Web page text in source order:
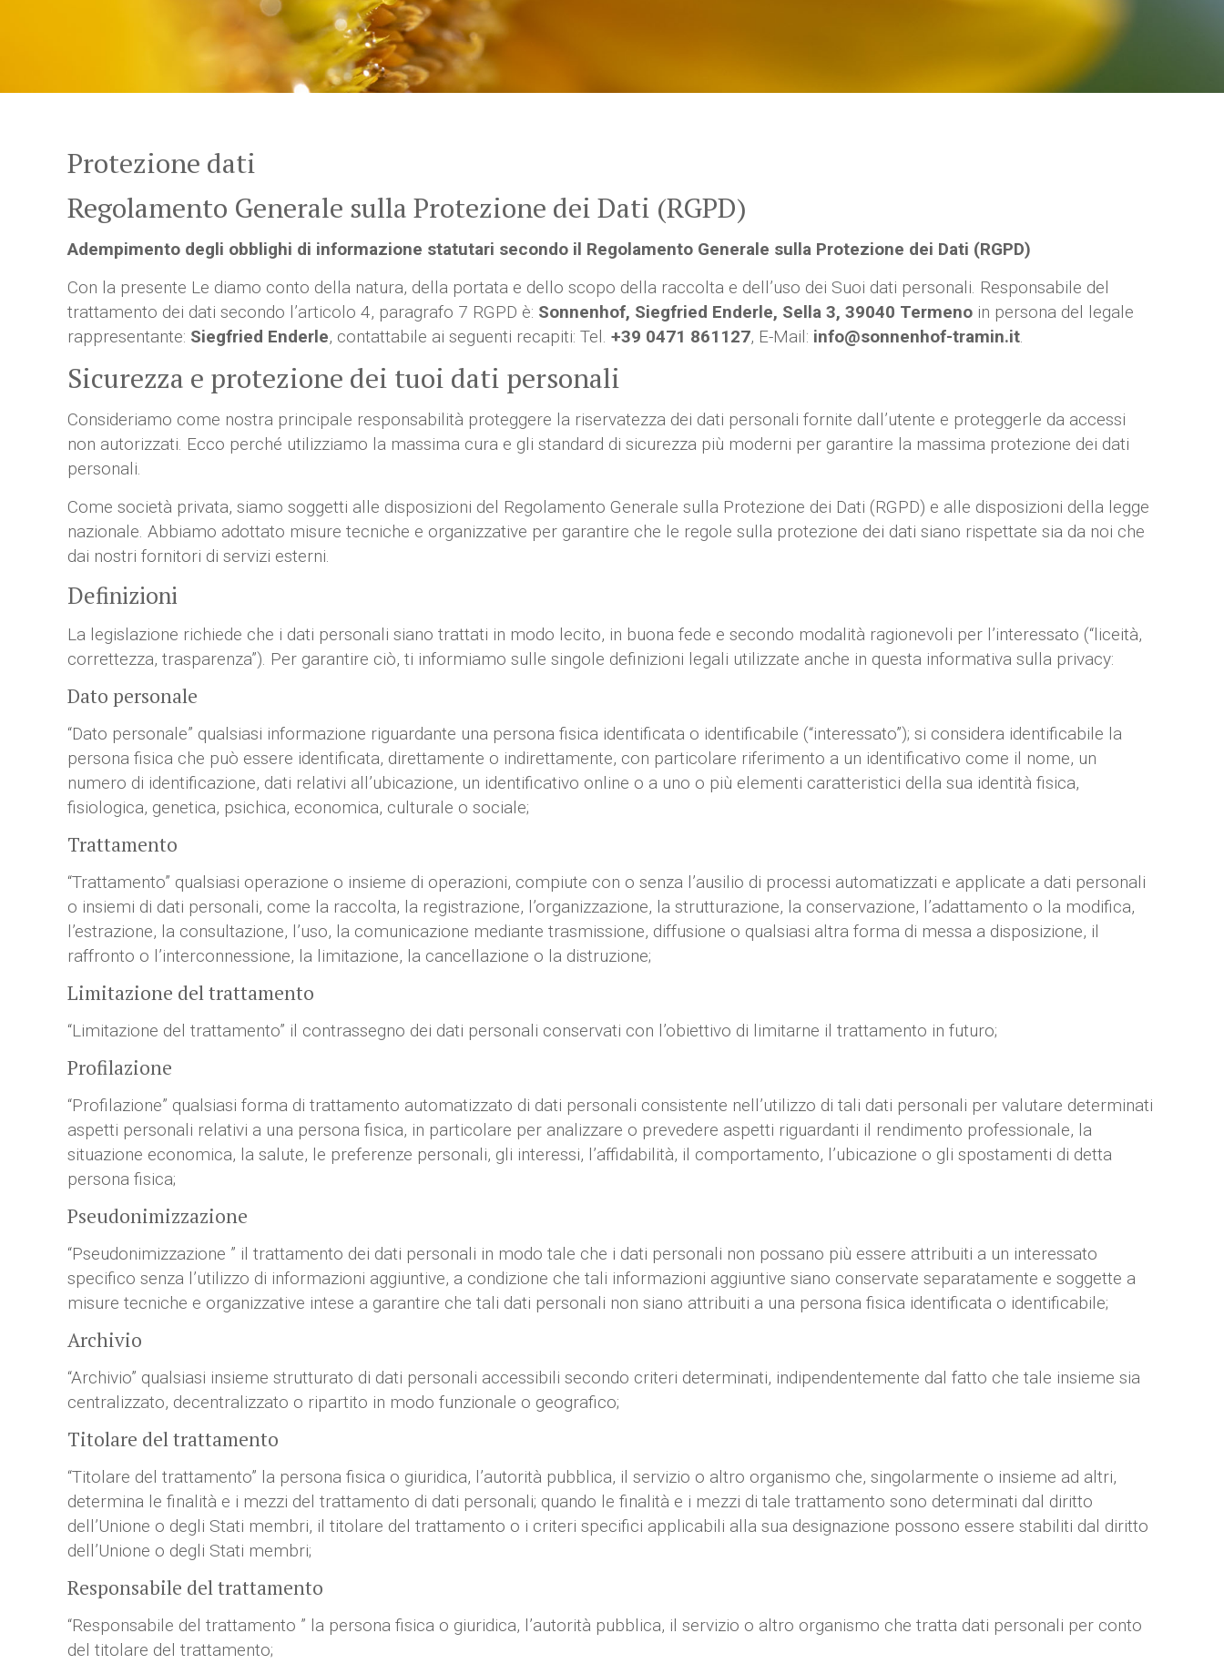
Protezione dati
Regolamento Generale sulla Protezione dei Dati (RGPD)
Adempimento degli obblighi di informazione statutari secondo il Regolamento Generale sulla Protezione dei Dati (RGPD)
Con la presente Le diamo conto della natura, della portata e dello scopo della raccolta e dell’uso dei Suoi dati personali. Responsabile del
trattamento dei dati secondo l’articolo 4, paragrafo 7 RGPD è: Sonnenhof, Siegfried Enderle, Sella 3, 39040 Termeno in persona del legale
rappresentante: Siegfried Enderle, contattabile ai seguenti recapiti: Tel.+39 0471 861127, E-Mail: info@sonnenhof-tramin.it.
Sicurezza e protezione dei tuoi dati personali
Consideriamo come nostra principale responsabilità proteggere la riservatezza dei dati personali fornite dall’utente e proteggerle da accessi
non autorizzati. Ecco perché utilizziamo la massima cura e gli standard di sicurezza più moderni per garantire la massima protezione dei dati
personali.
Come società privata, siamo soggetti alle disposizioni del Regolamento Generale sulla Protezione dei Dati (RGPD) e alle disposizioni della legge
nazionale. Abbiamo adottato misure tecniche e organizzative per garantire che le regole sulla protezione dei dati siano rispettate sia da noi che
dai nostri fornitori di servizi esterni.
Definizioni
La legislazione richiede che i dati personali siano trattati in modo lecito, in buona fede e secondo modalità ragionevoli per l’interessato (“liceità,
correttezza, trasparenza”). Per garantire ciò, ti informiamo sulle singole definizioni legali utilizzate anche in questa informativa sulla privacy:
Dato personale
“Dato personale” qualsiasi informazione riguardante una persona fisica identificata o identificabile (“interessato”); si considera identificabile la
persona fisica che può essere identificata, direttamente o indirettamente, con particolare riferimento a un identificativo come il nome, un
numero di identificazione, dati relativi all’ubicazione, un identificativo online o a uno o più elementi caratteristici della sua identità fisica,
fisiologica, genetica, psichica, economica, culturale o sociale;
Trattamento
“Trattamento” qualsiasi operazione o insieme di operazioni, compiute con o senza l’ausilio di processi automatizzati e applicate a dati personali
o insiemi di dati personali, come la raccolta, la registrazione, l’organizzazione, la strutturazione, la conservazione, l’adattamento o la modifica,
l’estrazione, la consultazione, l’uso, la comunicazione mediante trasmissione, diffusione o qualsiasi altra forma di messa a disposizione, il
raffronto o l’interconnessione, la limitazione, la cancellazione o la distruzione;
Limitazione del trattamento
“Limitazione del trattamento” il contrassegno dei dati personali conservati con l’obiettivo di limitarne il trattamento in futuro;
Profilazione
“Profilazione” qualsiasi forma di trattamento automatizzato di dati personali consistente nell’utilizzo di tali dati personali per valutare determinati
aspetti personali relativi a una persona fisica, in particolare per analizzare o prevedere aspetti riguardanti il rendimento professionale, la
situazione economica, la salute, le preferenze personali, gli interessi, l’affidabilità, il comportamento, l’ubicazione o gli spostamenti di detta
persona fisica;
Pseudonimizzazione
“Pseudonimizzazione ” il trattamento dei dati personali in modo tale che i dati personali non possano più essere attribuiti a un interessato
specifico senza l’utilizzo di informazioni aggiuntive, a condizione che tali informazioni aggiuntive siano conservate separatamente e soggette a
misure tecniche e organizzative intese a garantire che tali dati personali non siano attribuiti a una persona fisica identificata o identificabile;
Archivio
“Archivio” qualsiasi insieme strutturato di dati personali accessibili secondo criteri determinati, indipendentemente dal fatto che tale insieme sia
centralizzato, decentralizzato o ripartito in modo funzionale o geografico;
Titolare del trattamento
“Titolare del trattamento” la persona fisica o giuridica, l’autorità pubblica, il servizio o altro organismo che, singolarmente o insieme ad altri,
determina le finalità e i mezzi del trattamento di dati personali; quando le finalità e i mezzi di tale trattamento sono determinati dal diritto
dell’Unione o degli Stati membri, il titolare del trattamento o i criteri specifici applicabili alla sua designazione possono essere stabiliti dal diritto
dell’Unione o degli Stati membri;
Responsabile del trattamento
“Responsabile del trattamento ” la persona fisica o giuridica, l’autorità pubblica, il servizio o altro organismo che tratta dati personali per conto
del titolare del trattamento;